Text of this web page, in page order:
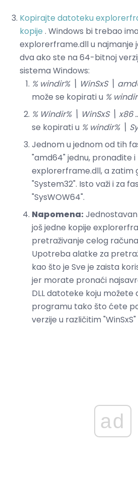
Kopirajte datoteku
kopije . Windows bi trebao
explorerframe.dll u najmanje
dva ako ste na 64-bitnoj
sistema Windows:
% windir% \ WinSxS \
može se kopirati u %
% Windir% \ WinSxS \
se kopirati u % windir% \
Jednom u jednom od tih
"amd64" jednu, pronađite
explorerframe.dll, a zatim
"System32". Isto važi i za
"SysWOW64".
Napomena:
još jedne kopije
pretraživanje celog
Upotreba alatke za
kao što je Sve je zaista
jer morate pronaći
DLL datoteke koju možete
programu tako što ćete
verzije u različitim
ad